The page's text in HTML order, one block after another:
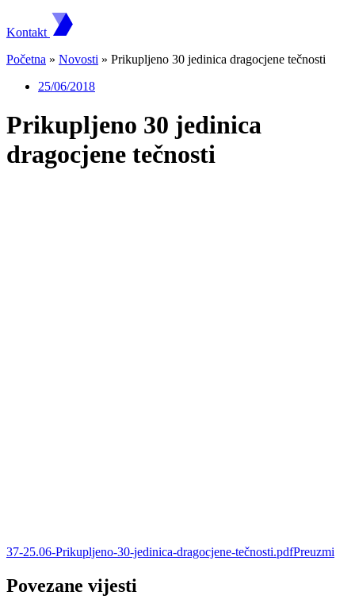
Kontakt
Početna » Novosti » Prikupljeno 30 jedinica dragocjene tečnosti
25/06/2018
Prikupljeno 30 jedinica
dragocjene tečnosti
37-25.06-Prikupljeno-30-jedinica-dragocjene-tečnosti.pdfPreuzmi
Povezane vijesti